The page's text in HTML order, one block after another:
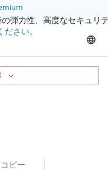
力性、高度なセキュリ
さい。
ピー